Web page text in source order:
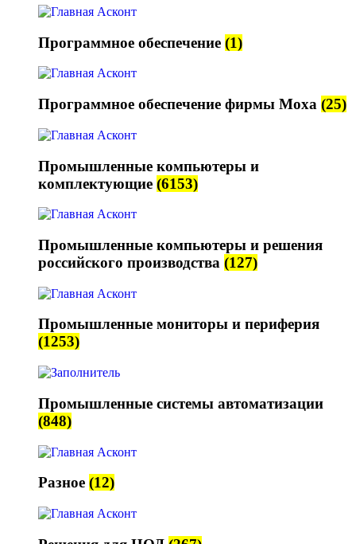
Программное обеспечение (1)
Программное обеспечение фирмы Moxa (25)
Промышленные компьютеры и
комплектующие (6153)
Промышленные компьютеры и решения
российского производства (127)
Промышленные мониторы и периферия
(1253)
Промышленные системы автоматизации
(848)
Разное (12)